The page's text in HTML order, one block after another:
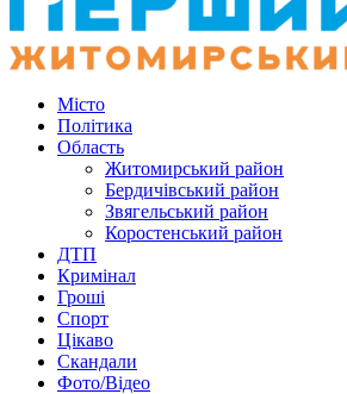
Місто
Політика
Область
Житомирський район
Бердичівський район
Звягельський район
Коростенський район
ДТП
Кримінал
Гроші
Спорт
Цікаво
Скандали
Фото/Відео